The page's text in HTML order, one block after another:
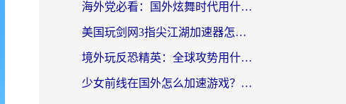
海外党必看：国外炫舞时代用什么加速器比较好？解决延迟卡顿的终极方案
美国玩剑网3指尖江湖加速器怎么选？海外党亲测避坑指南
境外玩反恐精英：全球攻势用什么加速器？2026海外玩家亲测实用指南
少女前线在国外怎么加速游戏？海外玩家必看的国服游戏畅玩指南